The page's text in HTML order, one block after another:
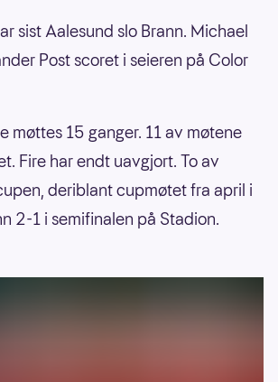
sist Aalesund slo Brann. Michael
Post scoret i seieren på Color
møttes 15 ganger. 11 av møtene
Fire har endt uavgjort. To av
deriblant cupmøtet fra april i
2-1 i semifinalen på Stadion.